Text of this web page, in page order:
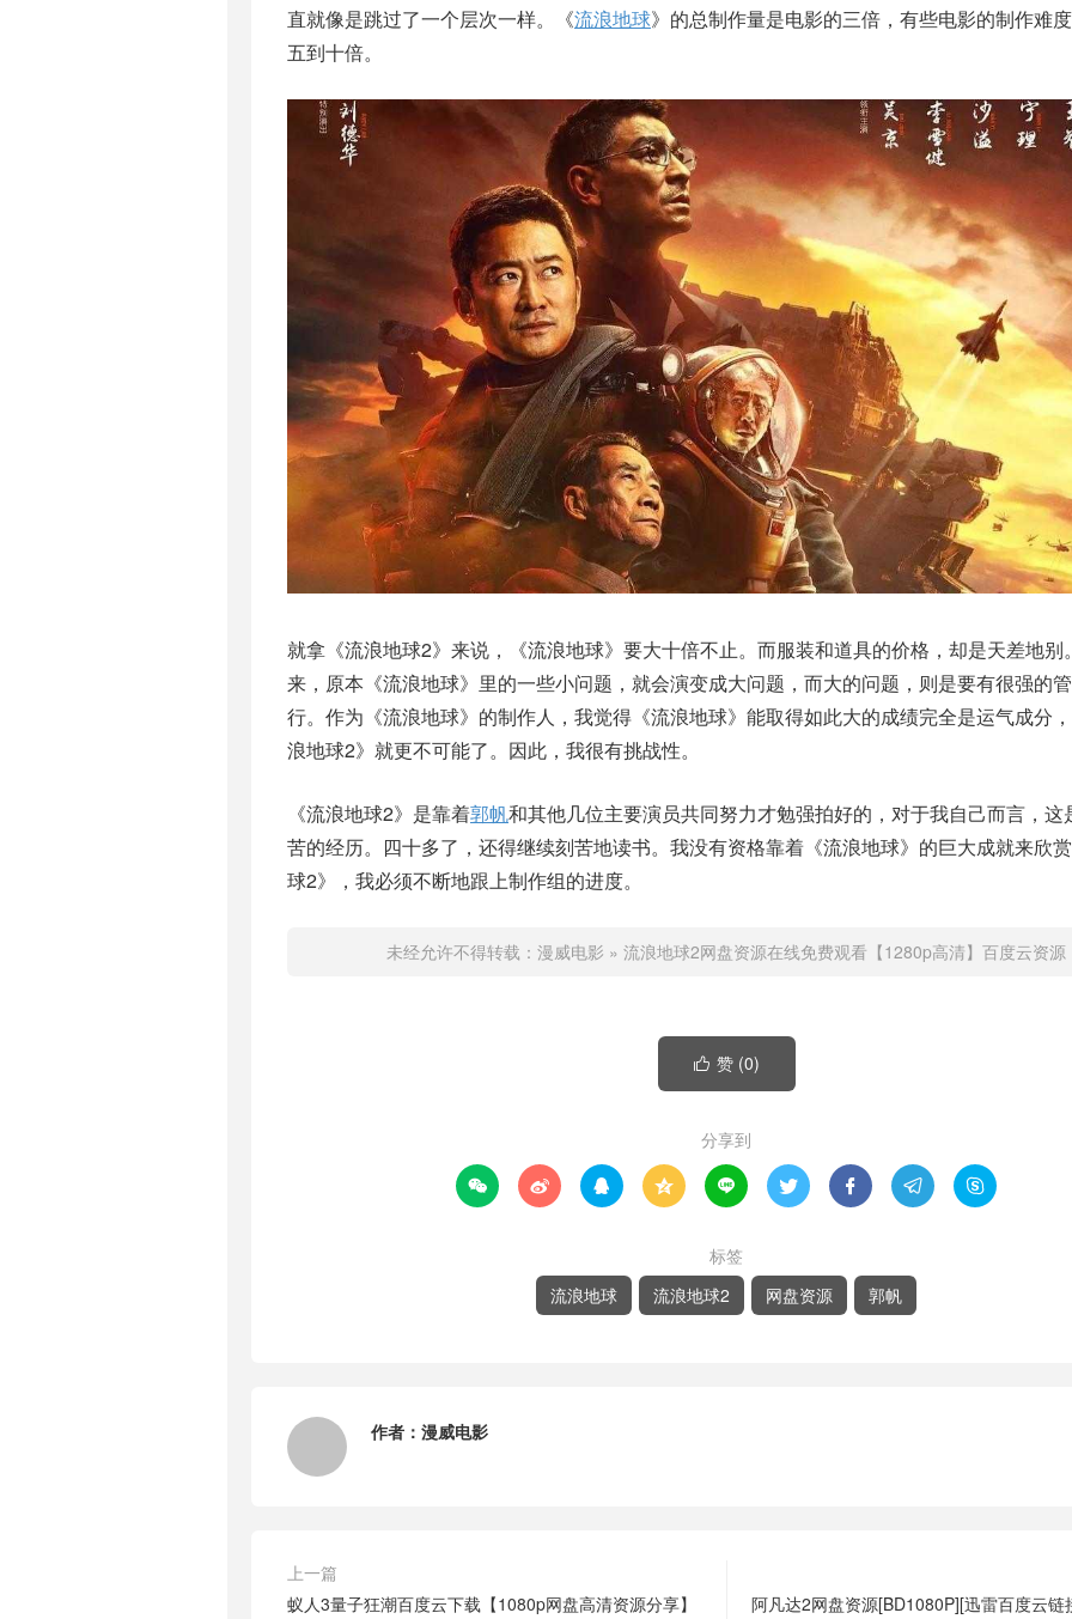
直就像是跳过了一个层次一样。《流浪地球》的总制作量是电影的三倍，有些电影的制作难
五到十倍。
就拿《流浪地球2》来说，《流浪地球》要大十倍不止。而服装和道具的价格，却是天差地别
来，原本《流浪地球》里的一些小问题，就会演变成大问题，而大的问题，则是要有很强的
行。作为《流浪地球》的制作人，我觉得《流浪地球》能取得如此大的成绩完全是运气成分
浪地球2》就更不可能了。因此，我很有挑战性。
《流浪地球2》是靠着郭帆和其他几位主要演员共同努力才勉强拍好的，对于我自己而言，这
苦的经历。四十多了，还得继续刻苦地读书。我没有资格靠着《流浪地球》的巨大成就来欣
球2》，我必须不断地跟上制作组的进度。
未经允许不得转载： 漫威电影 » 流浪地球2网盘资源在线免费观看【1280p高清】百度云资源
 赞 (0)
分享到
        
标签
流浪地球
流浪地球2 网盘资源 郭帆
作者： 漫威电影
上一篇
蚁人3量子狂潮百度云下载【1080p网盘高清资源分享】
阿凡达2网盘资源[BD1080P][迅雷百度云链